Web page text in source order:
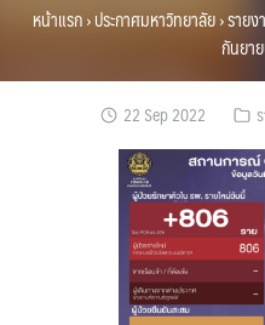
หน้าแรก›ประกาศมหาวิทยาลัย›ราย
กันยา
22 Sep 2022